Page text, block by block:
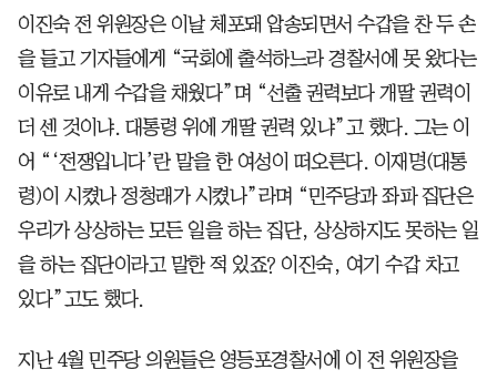
이진숙 전 위원장은 이날 체포돼 압송되면서 수갑을 찬 두 손
을 들고 기자들에게 “국회에 출석하느라 경찰서에 못 왔다는
이유로 내게 수갑을 채웠다”며 “선출 권력보다 개딸 권력이
더 센 것이냐. 대통령 위에 개딸 권력 있냐”고 했다. 그는 이
어 “‘전쟁입니다’란 말을 한 여성이 떠오른다. 이재명(대통
령)이 시켰나 정청래가 시켰나”라며 “민주당과 좌파 집단은
우리가 상상하는 모든 일을 하는 집단, 상상하지도 못하는 일
을 하는 집단이라고 말한 적 있죠? 이진숙, 여기 수갑 차고
있다”고도 했다.
지난 4월 민주당 의원들은 영등포경찰서에 이 전 위원장을